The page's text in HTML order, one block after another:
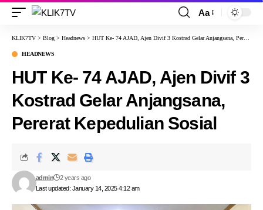
Aa
KLIK7TV > Blog > Headnews > HUT Ke- 74 AJAD, Ajen Divif 3 Kostrad Gelar Anjangsana, Pererat Kepedulian Sosial
HEADNEWS
HUT Ke- 74 AJAD, Ajen Divif 3
Kostrad Gelar Anjangsana,
Pererat Kepedulian Sosial
Last updated: January 14, 2025 4:12 am
admin 2 years ago